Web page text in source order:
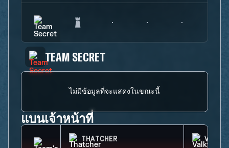
TEAM SECRET
ไม่มีข้อมูลที่จะแสดงในขณะนี้
แบนเจ้าหน้าที่
THATCHER